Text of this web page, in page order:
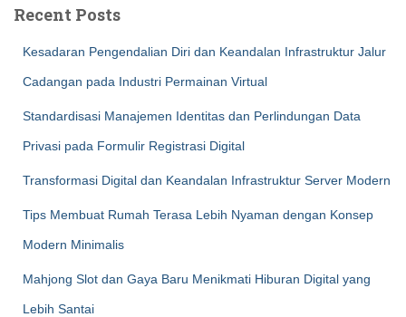
Recent Posts
Kesadaran Pengendalian Diri dan Keandalan Infrastruktur Jalur
Cadangan pada Industri Permainan Virtual
Standardisasi Manajemen Identitas dan Perlindungan Data
Privasi pada Formulir Registrasi Digital
Transformasi Digital dan Keandalan Infrastruktur Server Modern
Tips Membuat Rumah Terasa Lebih Nyaman dengan Konsep
Modern Minimalis
Mahjong Slot dan Gaya Baru Menikmati Hiburan Digital yang
Lebih Santai